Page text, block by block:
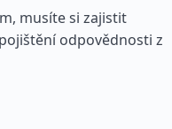
musíte si zajistit
odpovědnosti z